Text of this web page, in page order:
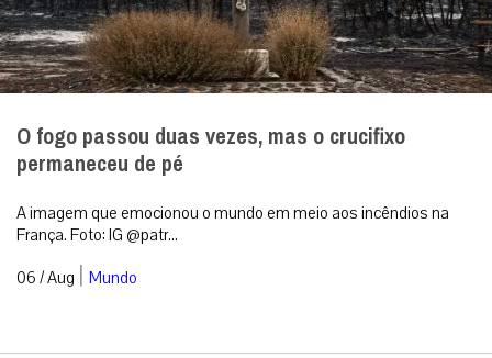
O fogo passou duas vezes, mas o crucifixo
permaneceu de pé
A imagem que emocionou o mundo em meio aos incêndios na
França. Foto: IG @patr...
06 / Aug | Mundo